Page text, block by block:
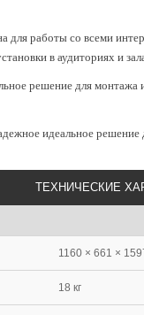
работы со всеми
в аудиториях и
решение для
идеальное
ТЕХНИЧЕСКИЕ
1160 × 661 ×
18 кг